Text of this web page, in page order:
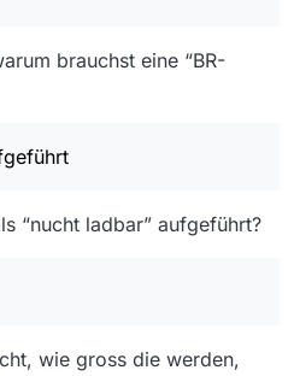
brauchst eine “BR-
“nucht ladbar” aufgeführt?
wie gross die werden,